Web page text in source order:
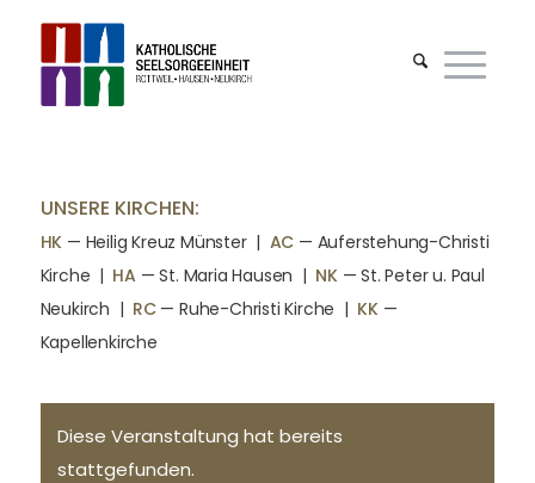
UNSERE KIRCHEN:
HK — Heilig Kreuz Münster | AC — Auferstehung-Christi
Kirche | HA — St. Maria Hausen | NK— St. Peter u. Paul
Neukirch | RC— Ruhe-Christi Kirche | KK—
Kapellenkirche
Diese Veranstaltung hat bereits
stattgefunden.